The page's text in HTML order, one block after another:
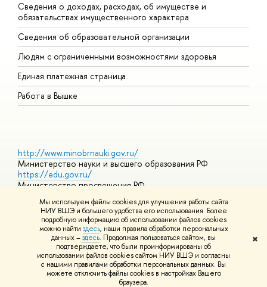
Мы используем файлы cookies для улучшения работы сайта
НИУ ВШЭ и большего удобства его использования. Более
подробную информацию об использовании файлов cookies
можно найти здесь, наши правила обработки персональных
данных –здесь. Продолжая пользоваться сайтом, вы
подтверждаете, что были проинформированы об
использовании файлов cookies сайтом НИУ ВШЭ и согласны
с нашими правилами обработки персональных данных. Вы
можете отключить файлы cookies в настройках Вашего
браузера.
✖
Сведения о доходах, расходах, об имуществе и
обязательствах имущественного характера
Сведения об образовательной организации
Людям с ограниченными возможностями здоровья
Единая платежная страница
Работа в Вышке
http://www.minobrnauki.gov.ru/
Министерство науки и высшего образования РФ
https://edu.gov.ru/
Министерство просвещения РФ
https://elearning.hse.ru/mooc
Массовые открытые онлайн-курсы
© НИУ ВШЭ 1993–2026 Адреса и контактыУсловия
использования материалов Политика конфиденциальности
Шрифты HSE Sans и HSE Slab разработаны вШколе дизайна НИУ